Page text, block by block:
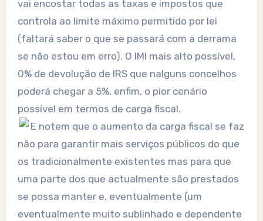
vai encostar todas as taxas e impostos que
controla ao limite máximo permitido por lei
(faltará saber o que se passará com a derrama
se não estou em erro). O IMI mais alto possível,
0% de devolução de IRS que nalguns concelhos
poderá chegar a 5%, enfim, o pior cenário
possível em termos de carga fiscal.
E notem que o aumento da carga fiscal se faz
não para garantir mais serviços públicos do que
os tradicionalmente existentes mas para que
uma parte dos que actualmente são prestados
se possa manter e, eventualmente (um
eventualmente muito sublinhado e dependente